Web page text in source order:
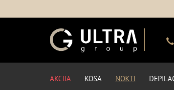
AKCIJA KOSA NOKTI